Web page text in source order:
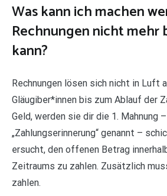
Was kann ich machen
Rechnungen nicht mehr
kann?
Rechnungen lösen sich nicht in Luft
Gläugiber*innen bis zum Ablauf der
Geld, werden sie dir die 1. Mahnung
„Zahlungserinnerung“ genannt –
ersucht, den offenen Betrag
Zeitraums zu zahlen. Zusätzlich
zahlen.